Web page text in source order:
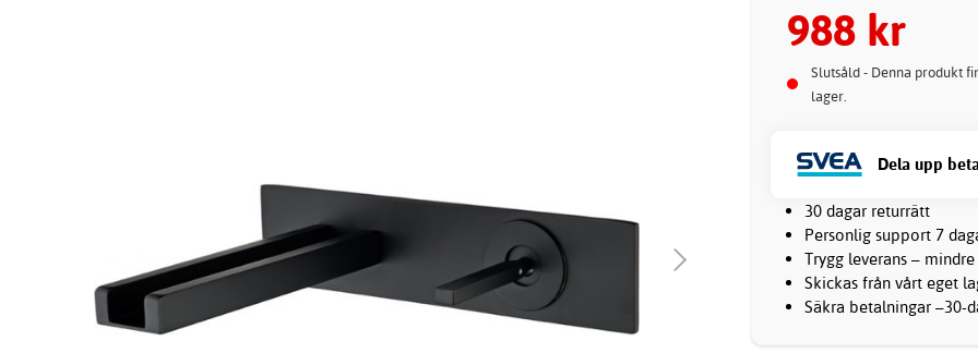
988 kr
Slutsåld - Denna produkt
lager.
Dela upp
30 dagar returrätt
Personlig support 7
Trygg leverans –
Skickas från vårt eget
Säkra betalningar –30-